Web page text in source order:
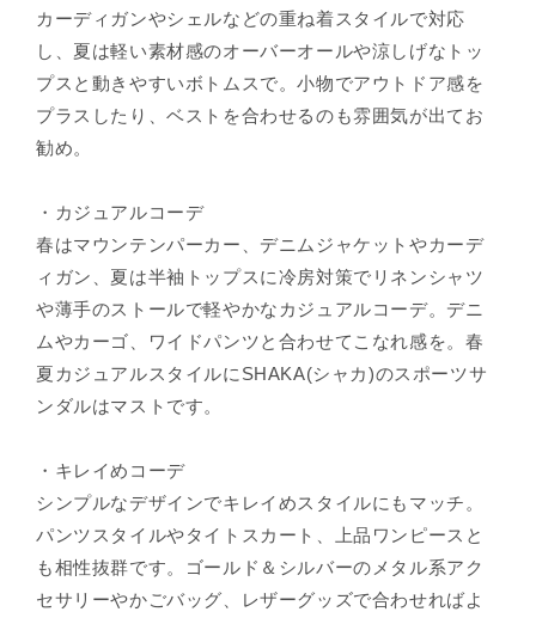
カーディガンやシェルなどの重ね着スタイルで対応
し、夏は軽い素材感のオーバーオールや涼しげなトッ
プスと動きやすいボトムスで。小物でアウトドア感を
プラスしたり、ベストを合わせるのも雰囲気が出てお
勧め。
・カジュアルコーデ
春はマウンテンパーカー、デニムジャケットやカーデ
ィガン、夏は半袖トップスに冷房対策でリネンシャツ
や薄手のストールで軽やかなカジュアルコーデ。デニ
ムやカーゴ、ワイドパンツと合わせてこなれ感を。春
夏カジュアルスタイルにSHAKA(シャカ)のスポーツサ
ンダルはマストです。
・キレイめコーデ
シンプルなデザインでキレイめスタイルにもマッチ。
パンツスタイルやタイトスカート、上品ワンピースと
も相性抜群です。ゴールド＆シルバーのメタル系アク
セサリーやかごバッグ、レザーグッズで合わせればよ